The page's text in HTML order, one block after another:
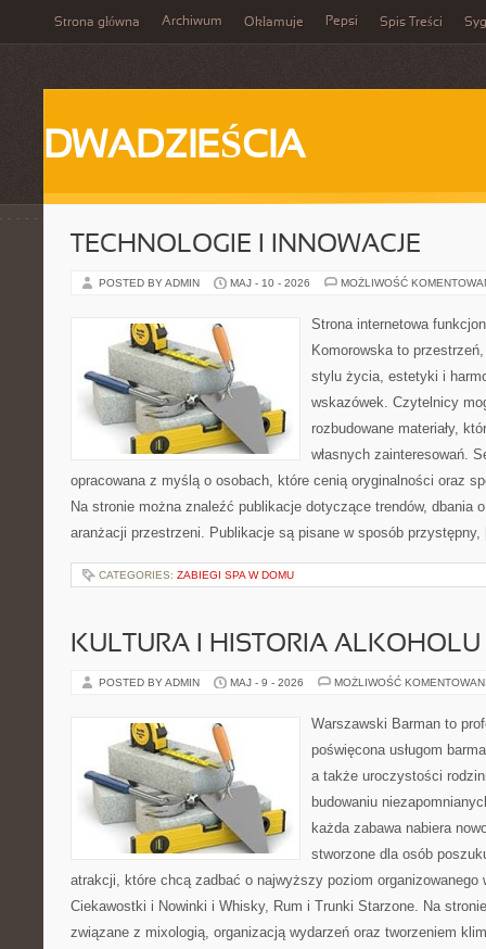
Strona główna Archiwum Okłamuje Pepsi Spis Treści
DWADZIEŚCIA
TECHNOLOGIE I INNOWACJE
POSTED BY ADMIN MAJ - 10 - 2026 MOŻLIWOŚĆ
Strona internetowa
Komorowska to
stylu życia, estetyki i
wskazówek. Czytelnicy
rozbudowane materiały,
własnych zainteresowań.
opracowana z myślą o osobach, które cenią oryginalności oraz
Na stronie można znaleźć publikacje dotyczące trendów, dbania
aranżacji przestrzeni. Publikacje są pisane w sposób
CATEGORIES: ZABIEGI SPA W DOMU
KULTURA I HISTORIA ALKOHOLU
POSTED BY ADMIN MAJ - 9 - 2026 MOŻLIWOŚĆ
Warszawski Barman to
poświęcona usługom
a także uroczystości
budowaniu
każda zabawa nabiera
stworzone dla osób
atrakcji, które chcą zadbać o najwyższy poziom organizowanego
Ciekawostki i Nowinki i Whisky, Rum i Trunki Starzone. Na
związane z mixologią, organizacją wydarzeń oraz tworzeniem